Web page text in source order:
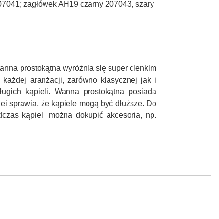
zagłówek AH19 czarny 207043, szary
prostokątna wyróżnia się super cienkim
aranżacji, zarówno klasycznej jak i
kąpieli. Wanna prostokątna posiada
sprawia, że kąpiele mogą być dłuższe. Do
kąpieli można dokupić akcesoria, np.